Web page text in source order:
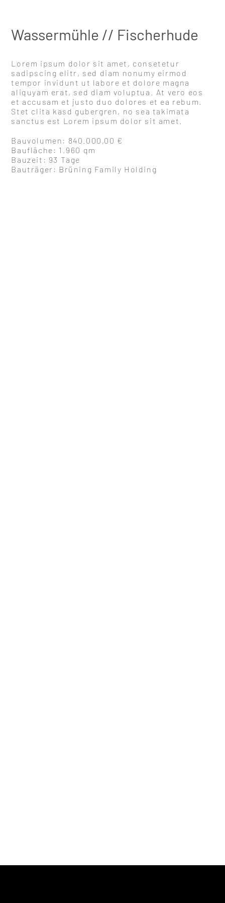
Wassermühle // Fischerhude
Lorem ipsum dolor sit amet, consetetur
sadipscing elitr, sed diam nonumy eirmod
tempor invidunt ut labore et dolore magna
aliquyam erat, sed diam voluptua. At vero eos
et accusam et justo duo dolores et ea rebum.
Stet clita kasd gubergren, no sea takimata
sanctus est Lorem ipsum dolor sit amet.
Bauvolumen: 840.000,00 €
Baufläche: 1.960 qm
Bauzeit: 93 Tage
Bauträger: Brüning Family Holding